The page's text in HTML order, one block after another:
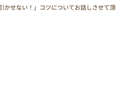
かせない！」コツについてお話しさせて頂